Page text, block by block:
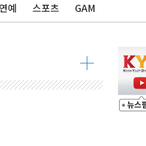
예 스포츠 GAM
면 반박